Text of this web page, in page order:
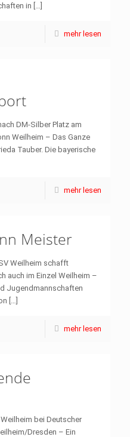
in […]
mehr lesen
DM-Silber Platz am
Weilheim – Das Ganze
Tauber. Die bayerische
mehr lesen
Meister
Weilheim schafft
auch im Einzel Weilheim –
Jugendmannschaften
[…]
mehr lesen
bei Deutscher
Dresden – Ein